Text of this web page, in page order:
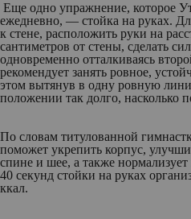
Еще одно упражнение, которое
ежедневно, — стойка на руках.
к стене, расположить руки на
сантиметров от стены, сделать
одновременно отталкиваясь
рекомендует занять ровное,
этом вытянув в одну ровную
положении так долго, насколько
По словам титулованной
поможет укрепить корпус,
спине и шее, а также
40 секунд стойки на руках
ккал.